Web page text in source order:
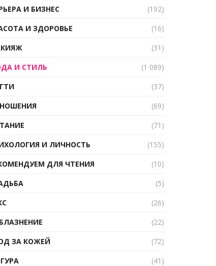
И БИЗНЕС
(192)
И ЗДОРОВЬЕ
(16)
(31)
И СТИЛЬ
(1 089)
(37)
(69)
(71)
И ЛИЧНОСТЬ
(155)
ДЛЯ ЧТЕНИЯ
(10)
(5)
(26)
(22)
ЗА КОЖЕЙ
(72)
(41)